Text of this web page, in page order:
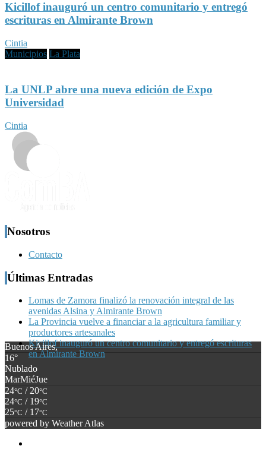
Kicillof inauguró un centro comunitario y entregó
escrituras en Almirante Brown
Cintia
Municipios La Plata
La UNLP abre una nueva edición de Expo
Universidad
Cintia
Nosotros
Contacto
Últimas Entradas
Lomas de Zamora finalizó la renovación integral de las
avenidas Alsina y Almirante Brown
La Provincia vuelve a financiar a la agricultura familiar y
productores artesanales
Kicillof inauguró un centro comunitario y entregó escrituras
en Almirante Brown
Buenos Aires,
16°
Nublado
MarMiéJue
24°C / 20°C
24°C / 19°C
25°C / 17°C
powered by Weather Atlas